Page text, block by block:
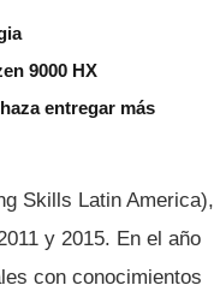
9000 HX
entregar más
Skills Latin America),
y 2015. En el año
con conocimientos